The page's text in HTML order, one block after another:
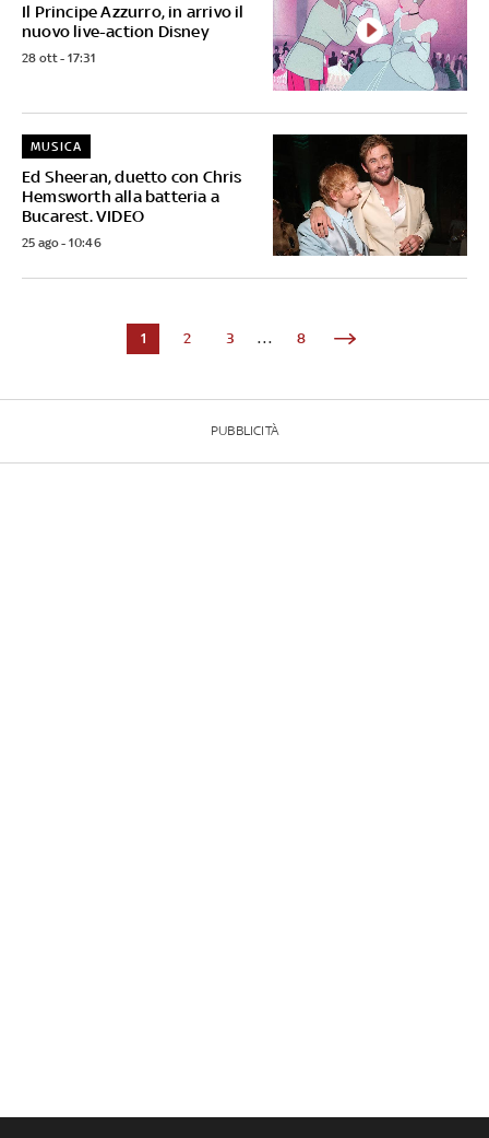
Il Principe Azzurro, in arrivo il
nuovo live-action Disney
28 ott - 17:31
Ed Sheeran, duetto con Chris
Hemsworth alla batteria a
Bucarest. VIDEO
MUSICA
25 ago - 10:46
1 2 3 ... 8
PUBBLICITÀ